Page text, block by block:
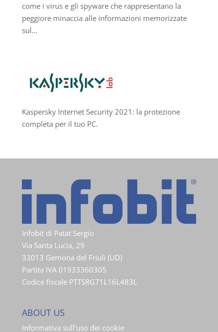
come i virus e gli spyware che rappresentano la
peggiore minaccia alle informazioni memorizzate
sul...
Kaspersky Internet Security 2021: la protezione
completa per il tuo PC.
Infobit di Patat Sergio
Via Santa Lucia, 29
33013 Gemona del Friuli (UD)
Partita IVA 01933360305
Codice fiscale PTTSRG71L16L483L
ABOUT US
Informativa sull’uso dei cookie